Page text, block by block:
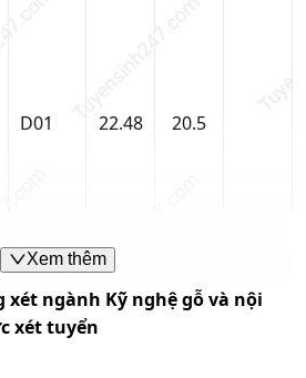
D01 22.48 20.5
Xem thêm
xét ngành Kỹ nghệ gỗ và nội
xét tuyển